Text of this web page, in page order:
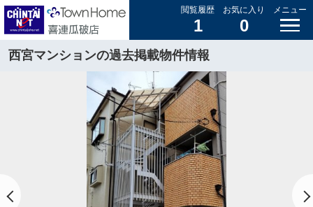
閲覧履歴
1
お気に入り
0
メニュー
西宮マンションの過去掲載物件情報